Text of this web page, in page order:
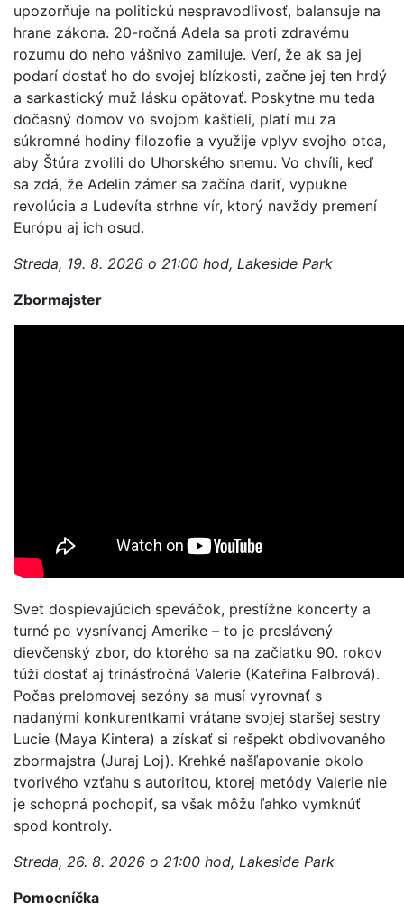
upozorňuje na politickú nespravodlivosť, balansuje na
hrane zákona. 20-ročná Adela sa proti zdravému
rozumu do neho vášnivo zamiluje. Verí, že ak sa jej
podarí dostať ho do svojej blízkosti, začne jej ten hrdý
a sarkastický muž lásku opätovať. Poskytne mu teda
dočasný domov vo svojom kaštieli, platí mu za
súkromné hodiny filozofie a využije vplyv svojho otca,
aby Štúra zvolili do Uhorského snemu. Vo chvíli, keď
sa zdá, že Adelin zámer sa začína dariť, vypukne
revolúcia a Ludevíta strhne vír, ktorý navždy premení
Európu aj ich osud.
Streda, 19. 8. 2026 o 21:00 hod, Lakeside Park
Zbormajster
Svet dospievajúcich speváčok, prestížne koncerty a
turné po vysnívanej Amerike – to je preslávený
dievčenský zbor, do ktorého sa na začiatku 90. rokov
túži dostať aj trinásťročná Valerie (Kateřina Falbrová).
Počas prelomovej sezóny sa musí vyrovnať s
nadanými konkurentkami vrátane svojej staršej sestry
Lucie (Maya Kintera) a získať si rešpekt obdivovaného
zbormajstra (Juraj Loj). Krehké našľapovanie okolo
tvorivého vzťahu s autoritou, ktorej metódy Valerie nie
je schopná pochopiť, sa však môžu ľahko vymknúť
spod kontroly.
Streda, 26. 8. 2026 o 21:00 hod, Lakeside Park
Pomocníčka